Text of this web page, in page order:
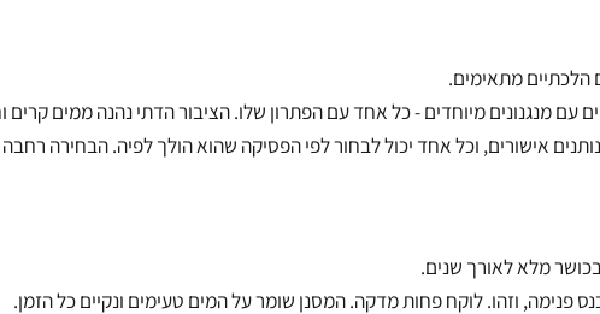
למי שהבר עומד בסלון או במטבח פתוח.
מתאימים.
וכל אחד יכול לבחור לפי הפסיקה שהוא הולך לפיה. הבחירה רחבה